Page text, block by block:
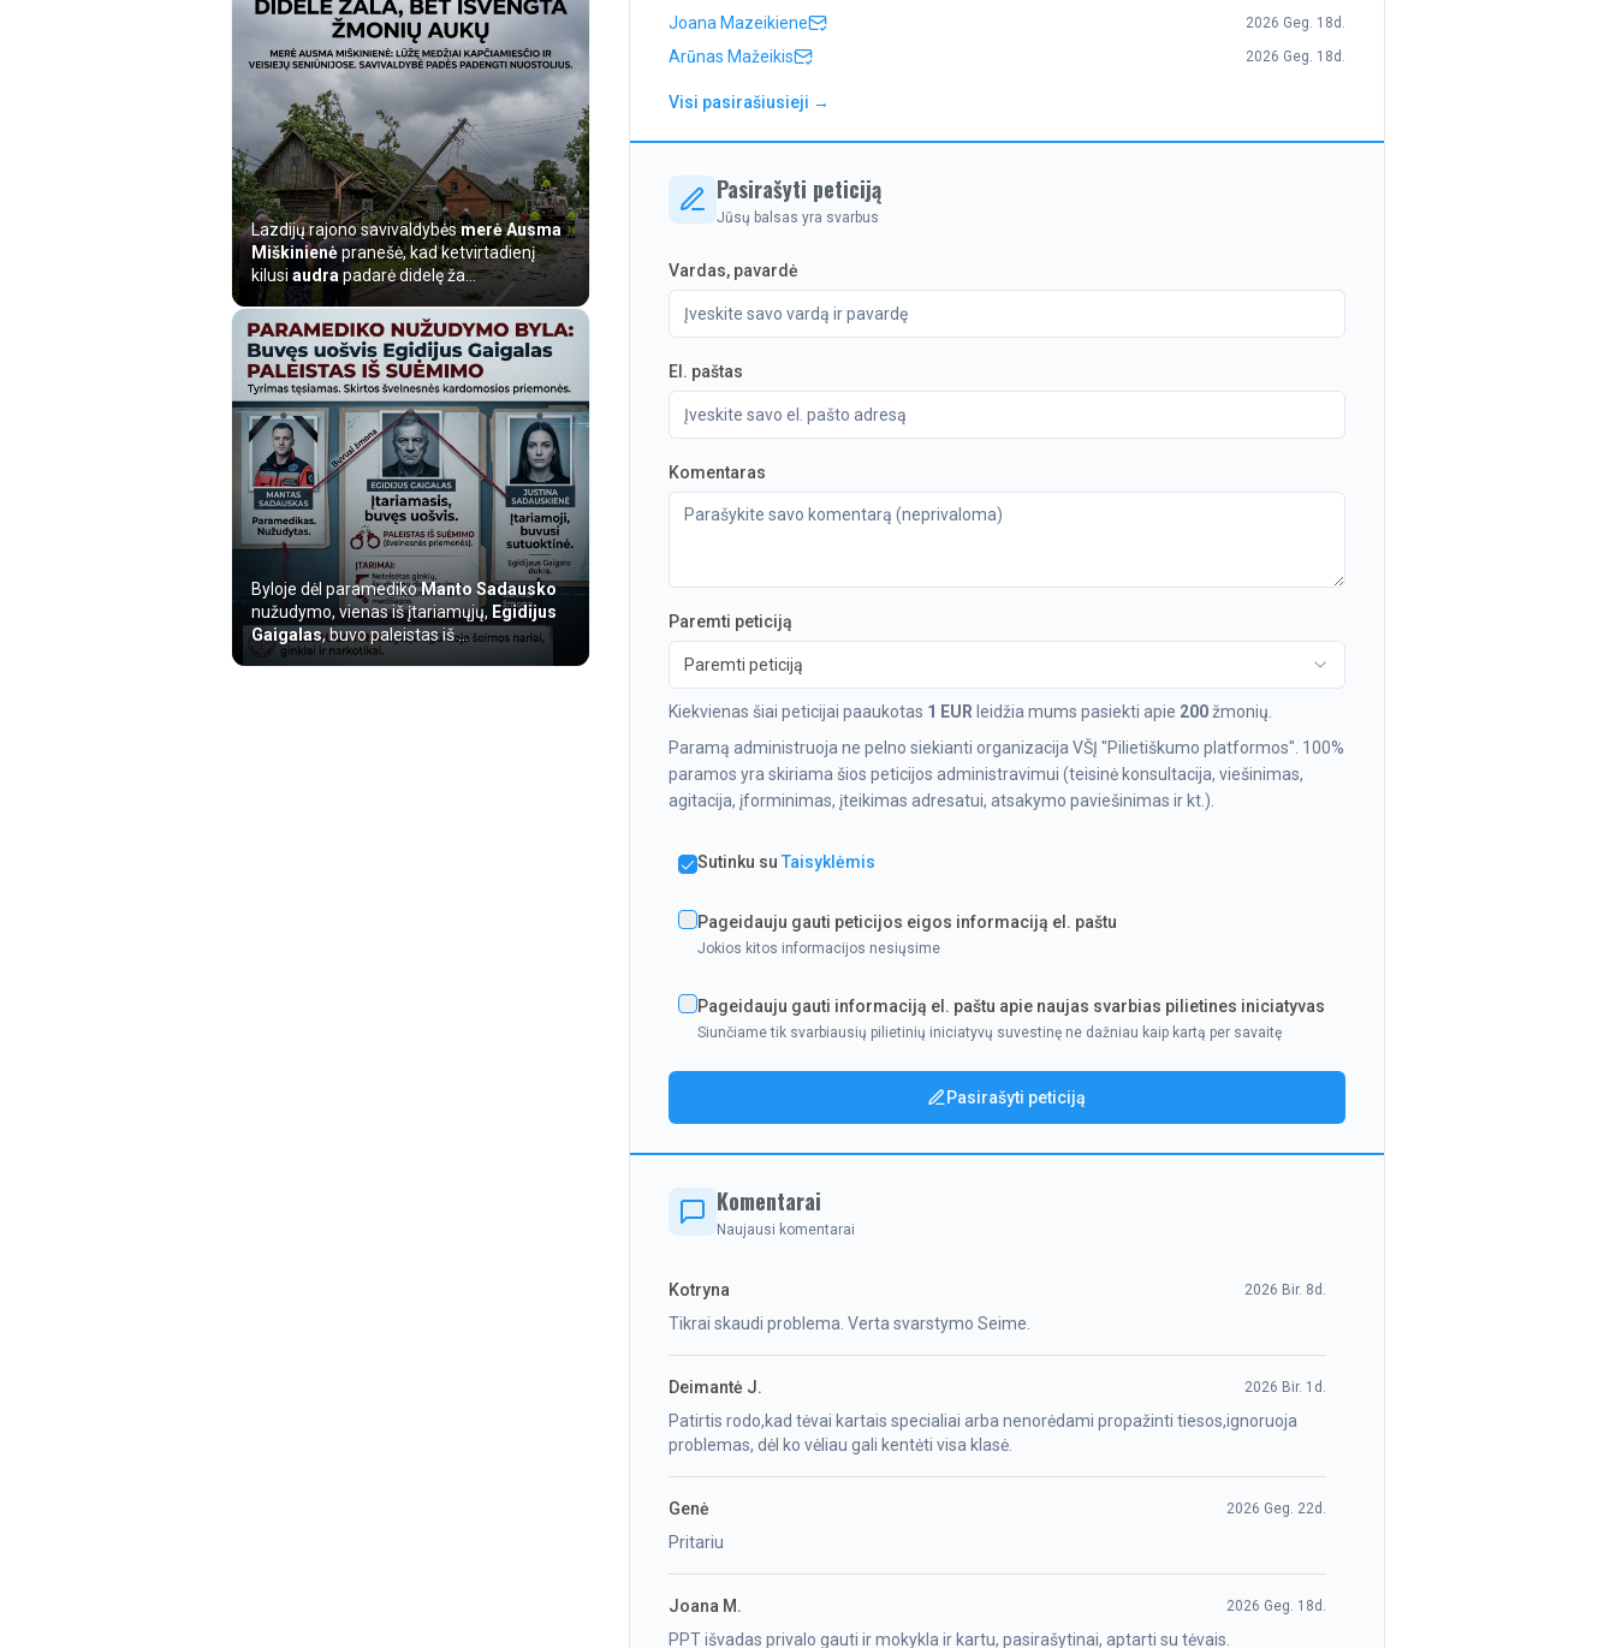
Lazdijų rajono savivaldybėsmerė Ausma
Miškinienėpranešė, kad ketvirtadienį
kilusi audrapadarė didelę ža...
Byloje dėl paramedikoManto Sadausko
nužudymo, vienas iš įtariamųjų, Egidijus
Gaigalas, buvo paleistas iš ...
Joana Mazeikiene 2026 Geg. 18d.
Arūnas Mažeikis 2026 Geg. 18d.
Visi pasirašiusieji →
Pasirašyti peticiją
Jūsų balsas yra svarbus
Vardas, pavardė
El. paštas
Komentaras
Paremti peticiją
Paremti peticiją
Kiekvienas šiai peticijai paaukotas 1 EUR leidžia mums pasiekti apie 200žmonių.
Paramą administruoja ne pelno siekianti organizacija VŠĮ "Pilietiškumo platformos". 100%
paramos yra skiriama šios peticijos administravimui (teisinė konsultacija, viešinimas,
agitacija, įforminimas, įteikimas adresatui, atsakymo paviešinimas ir kt.).
Sutinku su Taisyklėmis
Pageidauju gauti peticijos eigos informaciją el. paštu
Jokios kitos informacijos nesiųsime
Pageidauju gauti informaciją el. paštu apie naujas svarbias pilietines iniciatyvas
Siunčiame tik svarbiausių pilietinių iniciatyvų suvestinę ne dažniau kaip kartą per savaitę
Pasirašyti peticiją
Komentarai
Naujausi komentarai
Kotryna 2026 Bir. 8d.
Tikrai skaudi problema. Verta svarstymo Seime.
Deimantė J. 2026 Bir. 1d.
Patirtis rodo,kad tėvai kartais specialiai arba nenorėdami propažinti tiesos,ignoruoja
problemas, dėl ko vėliau gali kentėti visa klasė.
Genė 2026 Geg. 22d.
Pritariu
Joana M. 2026 Geg. 18d.
PPT išvadas privalo gauti ir mokykla ir kartu, pasirašytinai, aptarti su tėvais.